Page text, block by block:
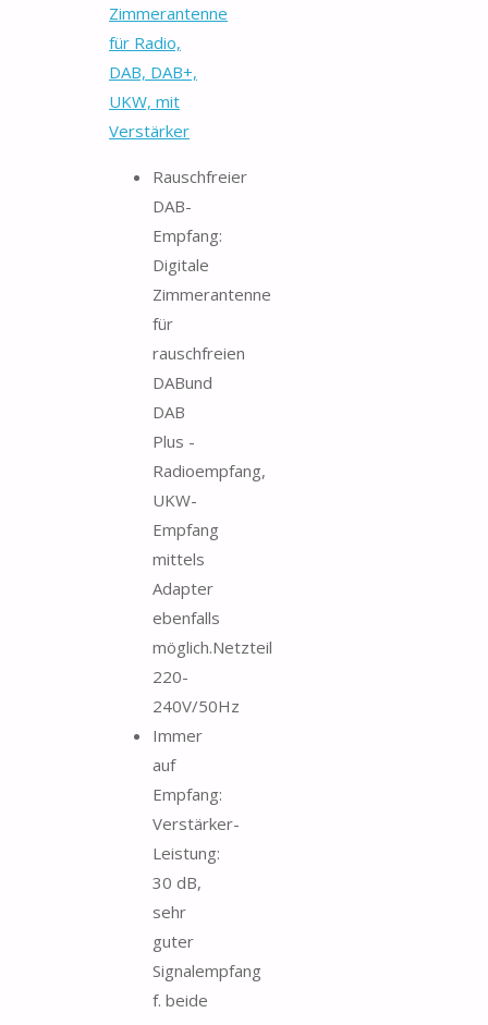
Zimmerantenne
für Radio,
DAB, DAB+,
UKW, mit
Verstärker
Rauschfreier
DAB-
Empfang:
Digitale
Zimmerantenne
für
rauschfreien
DABund
DAB
Plus -
Radioempfang,
UKW-
Empfang
mittels
Adapter
ebenfalls
möglich.Netzteil
220-
240V/50Hz
Immer
auf
Empfang:
Verstärker-
Leistung:
30 dB,
sehr
guter
Signalempfang
f. beide